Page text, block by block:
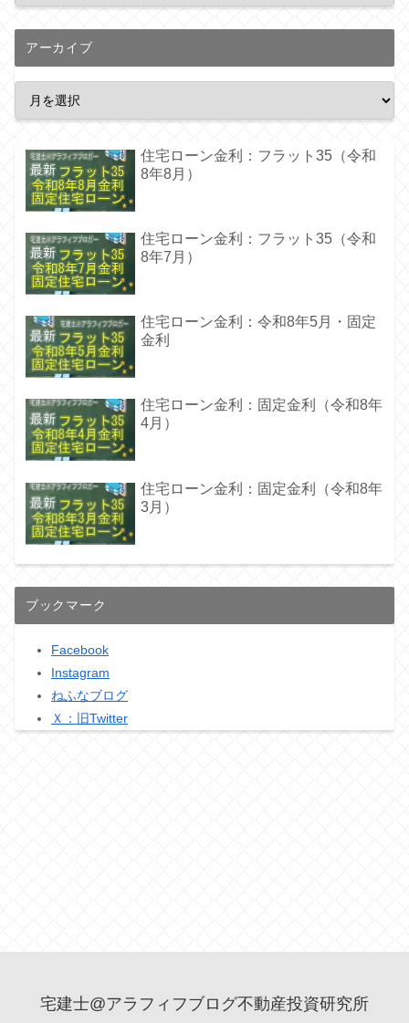
アーカイブ
住宅ローン金利：フラット35（令和
8年8月）
住宅ローン金利：フラット35（令和
8年7月）
住宅ローン金利：令和8年5月・固定
金利
住宅ローン金利：固定金利（令和8年
4月）
住宅ローン金利：固定金利（令和8年
3月）
ブックマーク
Facebook
Instagram
ねふなブログ
Ｘ：旧Twitter
宅建士@アラフィフブログ不動産投資研究所